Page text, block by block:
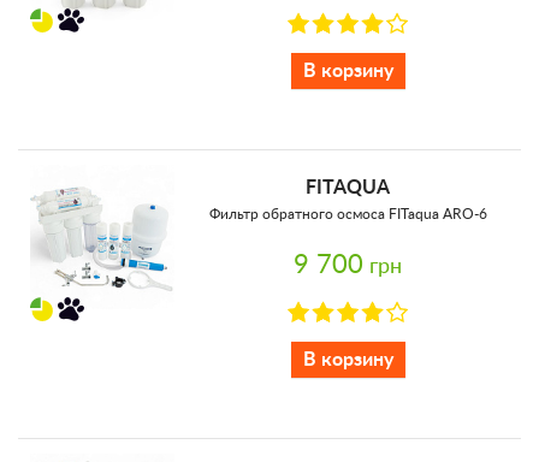
В корзину
FITAQUA
Фильтр обратного осмоса FITaqua ARO-6
9 700 грн
В корзину